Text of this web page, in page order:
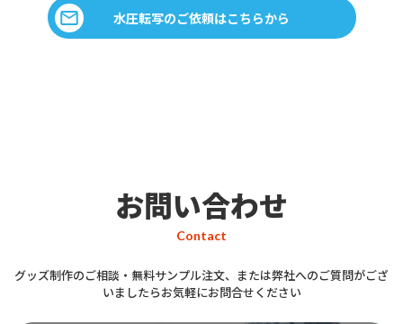
水圧転写のご依頼はこちらから
お問い合わせ
Contact
グッズ制作のご相談・無料サンプル注文、または弊社へのご質問がござ
いましたらお気軽にお問合せください